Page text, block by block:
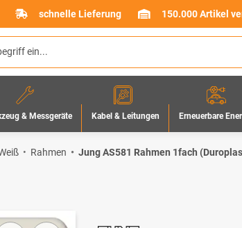
schnelle Lieferung 150.000 Artikel
& Messgeräte Kabel & Leitungen Erneuerbare
Rahmen Jung AS581 Rahmen 1fach